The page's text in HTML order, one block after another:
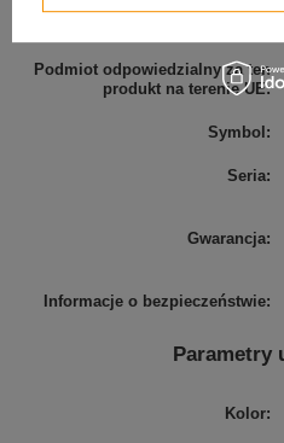
Podmiot odpowiedzialny za ten
produkt na terenie UE
Symbol
Seria
Gwarancja
Informacje o bezpieczeństwie
Parametry
Kolor